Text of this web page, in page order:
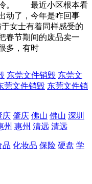
冷。 最近小区根本看
动了，今年是咋回事
女士有着同样感受的
春节期间的废品卖一
多，有时
东莞文件销毁 东莞文
莞文件销毁 东莞文件销
庆 肇庆 佛山 佛山 深圳
州 惠州 清远 清远
品 化妆品 保险 硬盘 学